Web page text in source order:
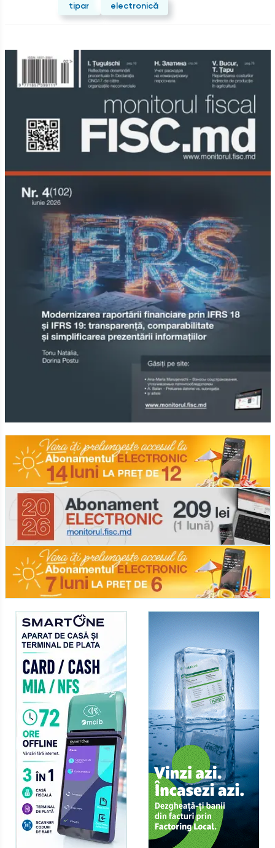
tipar electronică